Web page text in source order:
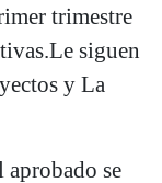
trimestre
siguen
y La
se